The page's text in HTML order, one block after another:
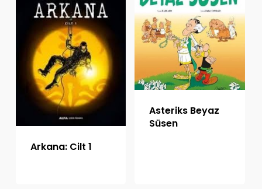
Arkana: Cilt 1
Asteriks Beyaz
Süsen